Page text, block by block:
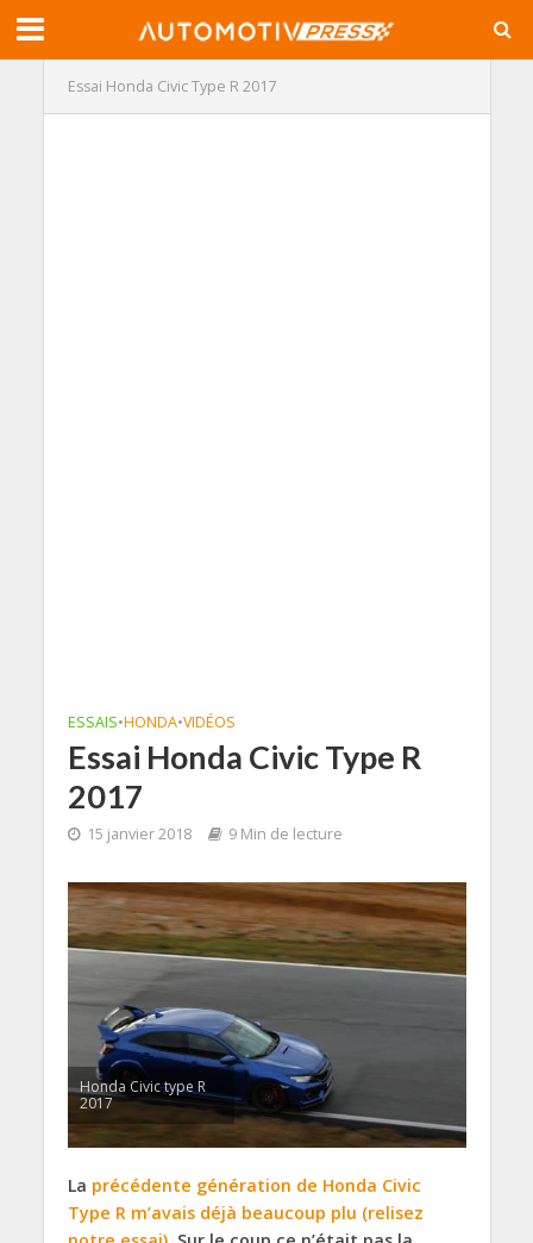
Essai Honda Civic Type R 2017
ESSAIS•HONDA•VIDÉOS
Essai Honda Civic Type R
2017
15 janvier 2018 9 Min de lecture
Honda Civic type R
2017
La précédente génération de Honda Civic
Type R m’avais déjà beaucoup plu (relisez